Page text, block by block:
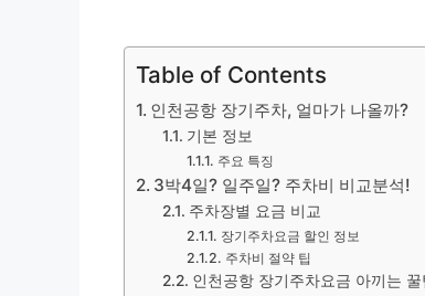
Table of Contents
인천공항 장기주차, 얼마가 나올까?
기본 정보
주요 특징
3박4일? 일주일? 주차비 비교분석!
주차장별 요금 비교
장기주차요금 할인 정보
주차비 절약 팁
인천공항 장기주차요금 아끼는 꿀